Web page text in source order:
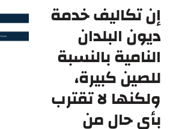
إن تكاليف خدمة
ديون البلدان
النامية بالنسبة
للصين كبيرة،
ولكنها لا تقترب
بأي حال من